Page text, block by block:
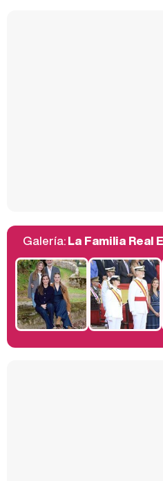
Galería:La Familia Real